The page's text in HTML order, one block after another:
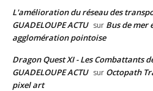
L'amélioration du réseau des
GUADELOUPE ACTU sur Bus de mer
agglomération pointoise
Dragon Quest XI - Les Combattants
GUADELOUPE ACTU sur Octopath
pixel art